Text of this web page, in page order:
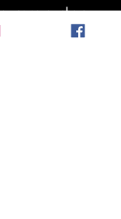
avec des
de